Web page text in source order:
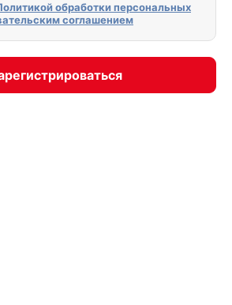
обработки персональных
соглашением